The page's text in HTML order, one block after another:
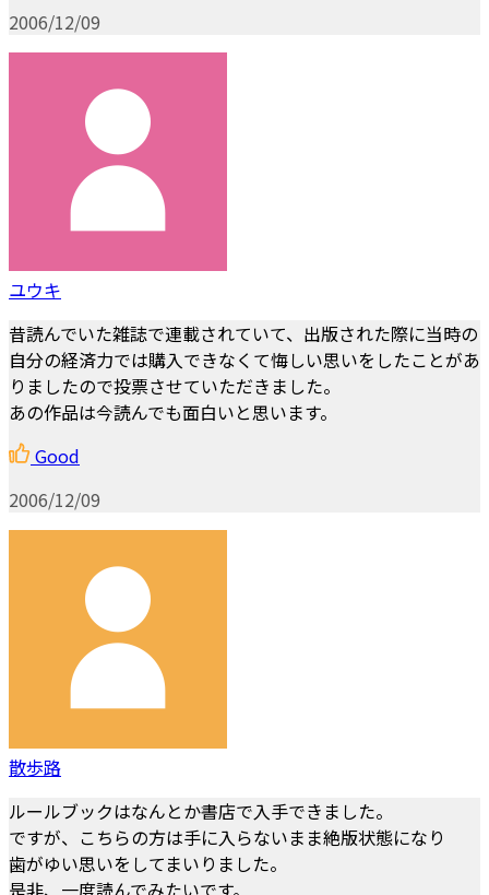
2006/12/09
ユウキ
昔読んでいた雑誌で連載されていて、出版された際に当時の
自分の経済力では購入できなくて悔しい思いをしたことがあ
りましたので投票させていただきました。
あの作品は今読んでも面白いと思います。
Good
2006/12/09
散歩路
ルールブックはなんとか書店で入手できました。
ですが、こちらの方は手に入らないまま絶版状態になり
歯がゆい思いをしてまいりました。
是非、一度読んでみたいです。